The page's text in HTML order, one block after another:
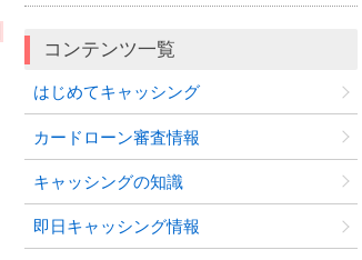
コンテンツ一覧
はじめてキャッシング
カードローン審査情報
キャッシングの知識
即日キャッシング情報